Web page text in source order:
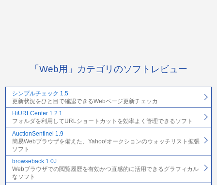
「Web用」カテゴリのソフトレビュー
シンプルチェック 1.5
更新状況をひと目で確認できるWebページ更新チェッカ
HiURLCenter 1.2.1
フォルダを利用してURLショートカットを効率よく管理できるソフト
AuctionSentinel 1.9
簡易Webブラウザを備えた、Yahoo!オークションのウォッチリスト拡張
ソフト
browseback 1.0J
Webブラウザでの閲覧履歴を有効かつ直感的に活用できるグラフィカル
なソフト